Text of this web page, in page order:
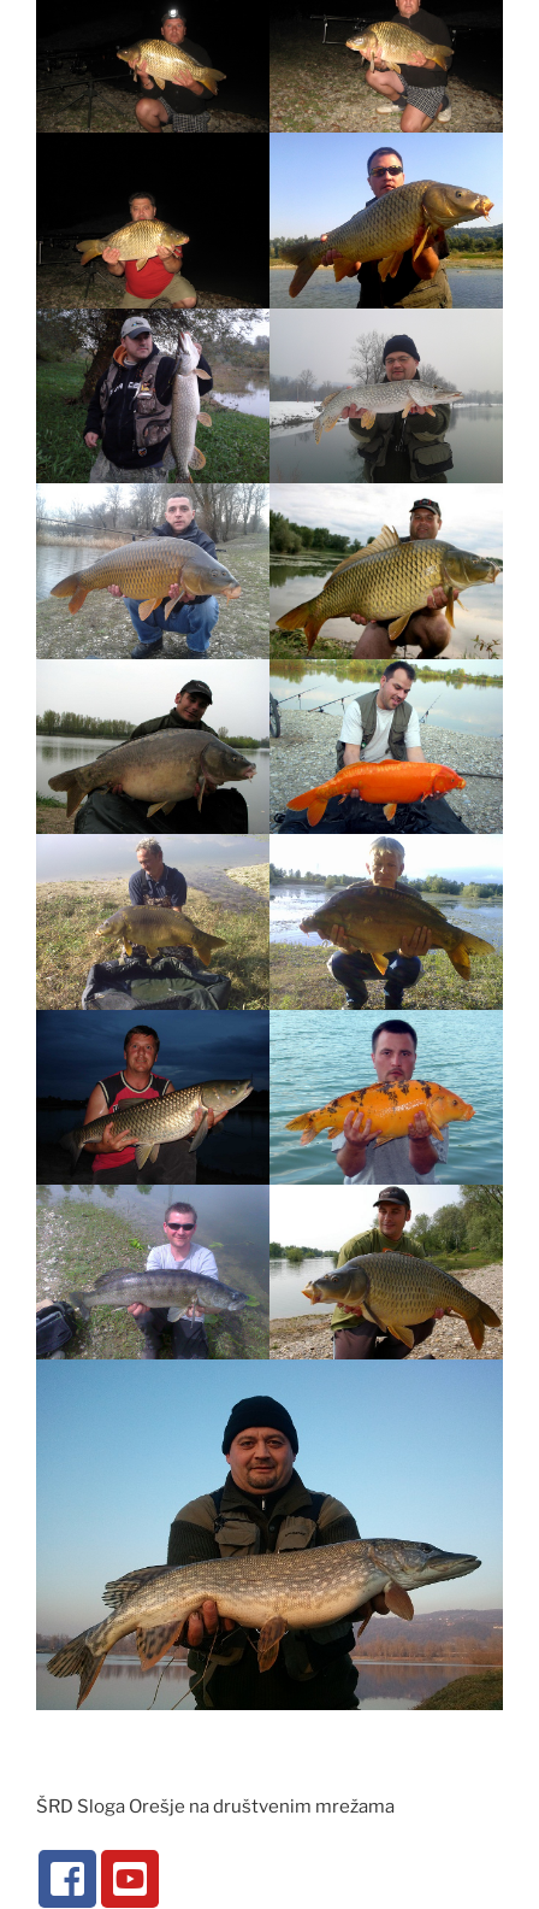
ŠRD Sloga Orešje na društvenim mrežama